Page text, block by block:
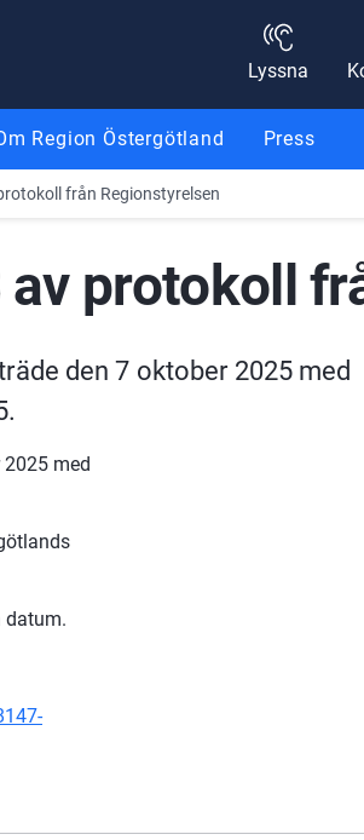
Lyssna
Region Östergötland Press
från Regionstyrelsen
protokoll
den 7 oktober 2025 med
med
datum.